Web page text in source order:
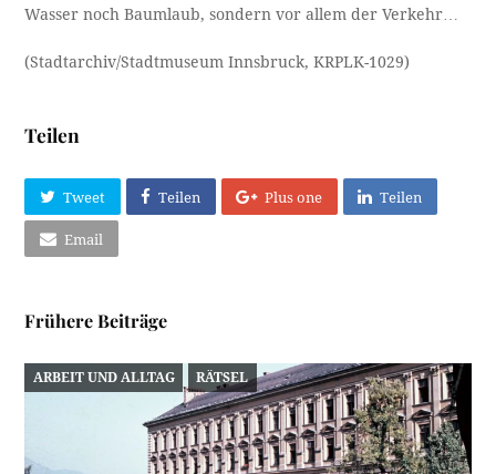
Wasser noch Baumlaub, sondern vor allem der Verkehr…
(Stadtarchiv/Stadtmuseum Innsbruck, KRPLK-1029)
Teilen
Tweet Teilen Plus one Teilen
Email
Frühere Beiträge
ARBEIT UND ALLTAG RÄTSEL